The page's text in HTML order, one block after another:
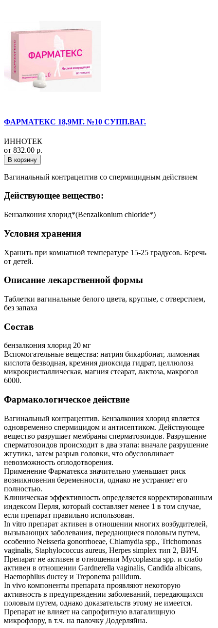
ФАРМАТЕКС 18,9МГ. №10 СУПП.ВАГ.
ИННОТЕК
от 832.00 р.
В корзину
Вагинальный контрацептив со спермицидным действием
Действующее вещество:
Бензалкония хлорид*(Benzalkonium chloride*)
Условия хранения
Хранить при комнатной температуре 15-25 градусов. Беречь
от детей.
Описание лекарственной формы
Таблетки вагинальные белого цвета, круглые, с отверстием,
без запаха
Состав
бензалкония хлорид 20 мг
Вспомогательные вещества: натрия бикарбонат, лимонная
кислота безводная, кремния диоксида гидрат, целлюлоза
микрокристаллическая, магния стеарат, лактоза, макрогол
6000.
Фармакологическое действие
Вагинальный контрацептив. Бензалкония хлорид является
одновременно спермицидом и антисептиком. Действующее
вещество разрушает мембраны сперматозоидов. Разрушение
сперматозоидов происходит в два этапа: вначале разрушение
жгутика, затем разрыв головки, что обусловливает
невозможность оплодотворения.
Применение Фарматекса значительно уменьшает риск
возникновения беременности, однако не устраняет его
полностью.
Клиническая эффективность определяется корректированным
индексом Перля, который составляет менее 1 в том случае,
если препарат правильно использован.
In vitro препарат активен в отношении многих возбудителей,
вызывающих заболевания, передающиеся половым путем,
особенно Neisseria gonorrhoeae, Chlamydia spp., Trichomonas
vaginalis, Staphylococcus aureus, Herpes simplex тип 2, ВИЧ.
Препарат не активен в отношении Mycoplasma spp. и слабо
активен в отношении Gardnerella vaginalis, Candida albicans,
Haemophilus ducrey и Treponema pallidum.
In vivo компоненты препарата проявляют некоторую
активность в предупреждении заболеваний, передающихся
половым путем, однако доказательств этому не имеется.
Препарат не влияет на сапрофитную влагалищную
микрофлору, в т.ч. на палочку Додерляйна.